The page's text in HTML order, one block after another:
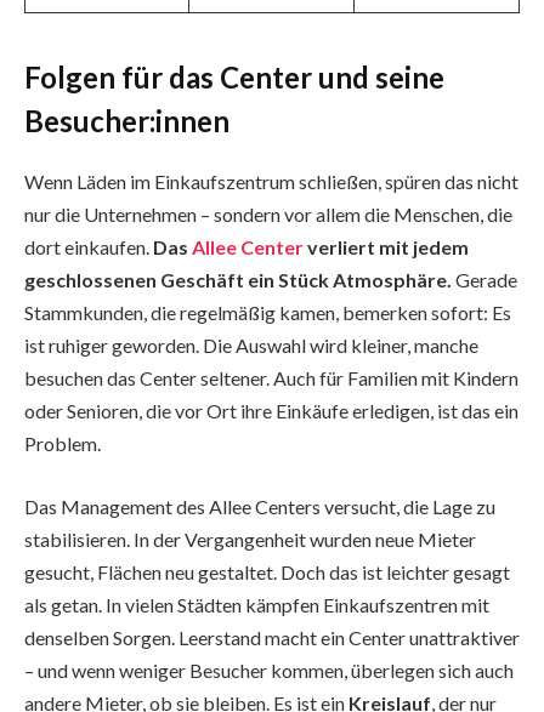
Folgen für das Center und seine
Besucher:innen
Wenn Läden im Einkaufszentrum schließen, spüren das nicht
nur die Unternehmen – sondern vor allem die Menschen, die
dort einkaufen. Das Allee Centerverliert mit jedem
geschlossenen Geschäft ein Stück Atmosphäre. Gerade
Stammkunden, die regelmäßig kamen, bemerken sofort: Es
ist ruhiger geworden. Die Auswahl wird kleiner, manche
besuchen das Center seltener. Auch für Familien mit Kindern
oder Senioren, die vor Ort ihre Einkäufe erledigen, ist das ein
Problem.
Das Management des Allee Centers versucht, die Lage zu
stabilisieren. In der Vergangenheit wurden neue Mieter
gesucht, Flächen neu gestaltet. Doch das ist leichter gesagt
als getan. In vielen Städten kämpfen Einkaufszentren mit
denselben Sorgen. Leerstand macht ein Center unattraktiver
– und wenn weniger Besucher kommen, überlegen sich auch
andere Mieter, ob sie bleiben. Es ist ein Kreislauf , der nur